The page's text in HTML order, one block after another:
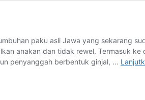
paku asli Jawa yang sekarang
anakan dan tidak rewel. Termasuk
penyanggah berbentuk ginjal, …